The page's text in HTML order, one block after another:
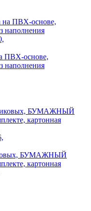
ПВХ-основе,
наполнения
БУМАЖНЫЙ
картонная